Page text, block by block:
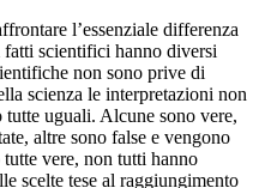
l’essenziale differenza
scientifici hanno diversi
non sono prive di
scienza le interpretazioni non
uguali. Alcune sono vere,
altre sono false e vengono
vere, non tutti hanno
scelte tese al raggiungimento